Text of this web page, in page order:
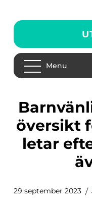
Menu
Barnvänlig camping: En
översikt
letar
29 september 2023